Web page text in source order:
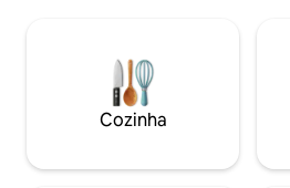
Adequado para caiaques,
experientes e insulares. Por favor, veja
as avaliações para mais opiniões.
Nenhuma balsa Ulva no sábado e no
agosto.
Cozinha